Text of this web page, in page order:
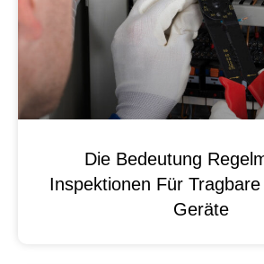
Die Bedeutung
Inspektionen Für
Geräte